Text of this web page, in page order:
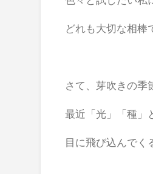
どれも大切な相棒
さて、芽吹きの季
最近「光」「種」
目に飛び込んでく